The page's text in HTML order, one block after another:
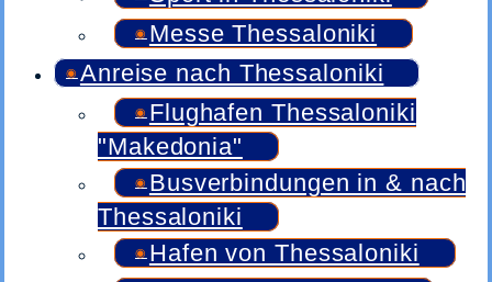
Messe Thessaloniki
Anreise nach Thessaloniki
Flughafen Thessaloniki
"Makedonia"
Busverbindungen in & nach
Thessaloniki
Hafen von Thessaloniki